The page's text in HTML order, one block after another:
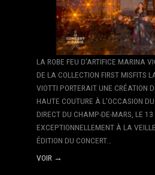
LA ROBE FEU D’ARTIFICE MARINA
DE LA COLLECTION FIRST MISFITS
VIOTTI PORTERAIT UNE CRÉATION
HAUTE COUTURE À L’OCCASION
DIRECT DU CHAMP-DE-MARS, LE
EXCEPTIONNELLEMENT À LA
ÉDITION DU CONCERT…
VOIR →